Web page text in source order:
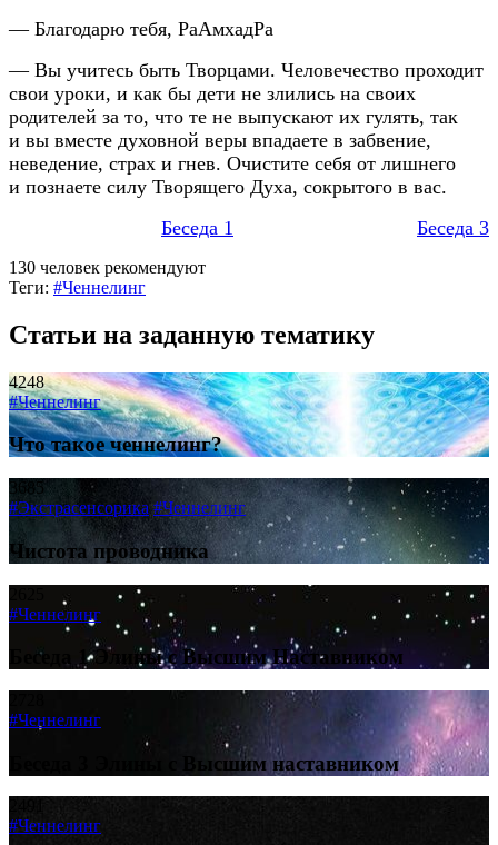
— Благодарю тебя, РаАмхадРа
— Вы учитесь быть Творцами. Человечество проходит
свои уроки, и как бы дети не злились на своих
родителей за то, что те не выпускают их гулять, так
и вы вместе духовной веры впадаете в забвение,
неведение, страх и гнев. Очистите себя от лишнего
и познаете силу Творящего Духа, сокрытого в вас.
Беседа 1
Беседа 3
130 человек рекомендуют
Теги: #Ченнелинг
Статьи на заданную тематику
4248
#Ченнелинг
Что такое ченнелинг?
3685
#Экстрасенсорика #Ченнелинг
Чистота проводника
#Ченнелинг
Беседа 1 Элины с Высшим Наставником
#Ченнелинг
Беседа 3 Элины с Высшим наставником
#Ченнелинг